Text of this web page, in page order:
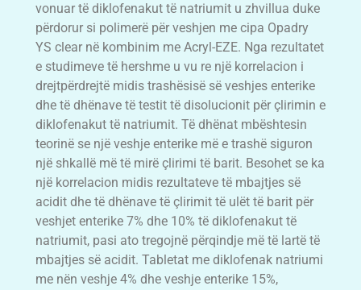
vonuar të diklofenakut të natriumit u zhvillua duke
përdorur si polimerë për veshjen me cipa Opadry
YS clear në kombinim me Acryl-EZE. Nga rezultatet
e studimeve të hershme u vu re një korrelacion i
drejtpërdrejtë midis trashësisë së veshjes enterike
dhe të dhënave të testit të disolucionit për çlirimin e
diklofenakut të natriumit. Të dhënat mbështesin
teorinë se një veshje enterike më e trashë siguron
një shkallë më të mirë çlirimi të barit. Besohet se ka
një korrelacion midis rezultateve të mbajtjes së
acidit dhe të dhënave të çlirimit të ulët të barit për
veshjet enterike 7% dhe 10% të diklofenakut të
natriumit, pasi ato tregojnë përqindje më të lartë të
mbajtjes së acidit. Tabletat me diklofenak natriumi
me nën veshje 4% dhe veshje enterike 15%,